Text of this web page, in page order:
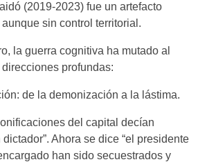
(2019-2023) fue un artefacto
sin control territorial.
la guerra cognitiva ha mutado al
profundas:
de la demonización a la lástima.
del capital decían
dictador”. Ahora se dice “el presidente
han sido secuestrados y